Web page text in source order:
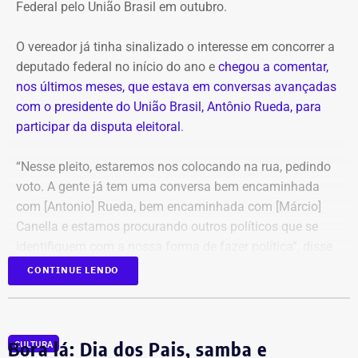
e tinha população estimada em 7.584 habitantes até o
R$ 28.435,51 em 2023. Em 2024, a prefeitura
contabilizou R$ 97,4 milhões em receitas brutas.
Dados usados no vídeo levantam
Algumas das informações apresentadas por Victor
Antoun, no entanto, precisam ser contextualizadas.
cobertura de esgoto” parece misturar dois indicadores
situação grave: o índice de tratamento do esgoto é zero.
Federal pelo União Brasil em outubro.
O vereador já tinha sinalizado o interesse em concorrer a
deputado federal no início do ano e chegou a comentar,
nos últimos meses, que estava em conversas avançadas
com o presidente do União Brasil, Antônio Rueda, para
participar da disputa eleitoral.
“Nesse pleito, estaremos nos colocando na rua, pedindo
voto. A gente já tem uma conversa bem encaminhada
com [Antonio] Rueda, bem encaminhada com [Márcio]
Canella e estamos procurando outros políticos que se
Marquinho Bacellar, durante sessão da Câmara de
Campos.
Patrimônio de Marquinho Bacellar foi
CONTINUE LENDO
CULTURA
Bora lá: Dia dos Pais, samba e